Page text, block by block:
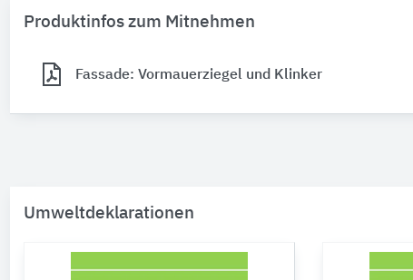
Produktinfos zum Mitnehmen
Fassade: Vormauerziegel und Klinker
Umweltdeklarationen